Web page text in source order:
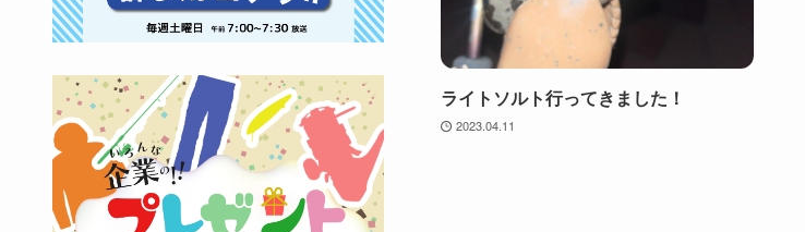
ライトソルト行ってきました！
2023.04.11